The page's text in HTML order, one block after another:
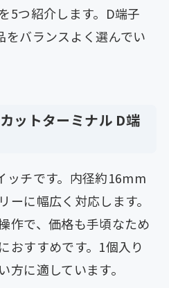
5つ紹介します。D端子
バランスよく選んでい
ットターミナル D端
ッチです。内径約16mm
ーに幅広く対応します。
作で、価格も手頃なため
おすすめです。1個入り
方に適しています。